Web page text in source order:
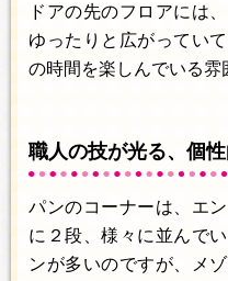
ドアの先のフロアには
ゆったりと広がってい
の時間を楽しんでいる雰
職人の技が光る、個
パンのコーナーは、エ
に２段、様々に並んで
ンが多いのですが、メ